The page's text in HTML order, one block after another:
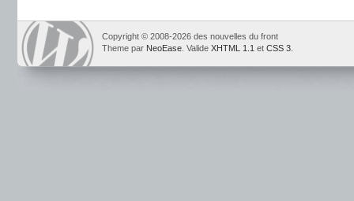
Copyright © 2008-2026 des nouvelles du front
Theme par NeoEase . Valide XHTML 1.1 et CSS 3